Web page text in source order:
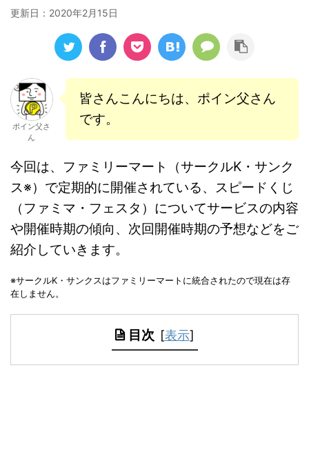
更新日： 2020年2月15日
ポイン父さ
ん
皆さんこんにちは、ポイン父さん
です。
今回は、ファミリーマート（サークルK・サンク
ス※）で定期的に開催されている、スピードくじ
（ファミマ・フェスタ）についてサービスの内容
や開催時期の傾向、次回開催時期の予想などをご
紹介していきます。
※サークルK・サンクスはファミリーマートに統合されたので現在は存
在しません。
目次 [表示]